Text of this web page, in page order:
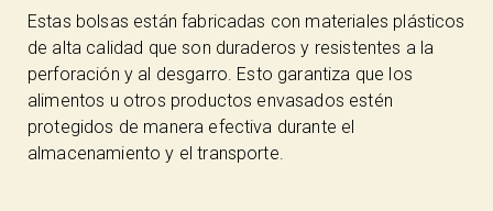
Estas bolsas están fabricadas con materiales plásticos
de alta calidad que son duraderos y resistentes a la
perforación y al desgarro. Esto garantiza que los
alimentos u otros productos envasados estén
protegidos de manera efectiva durante el
almacenamiento y el transporte.